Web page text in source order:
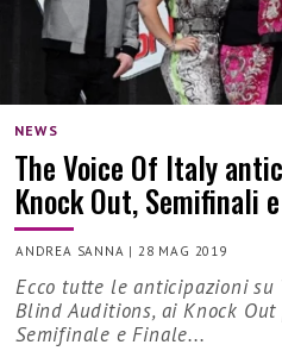
NEWS
The Voice Of Italy
Knock Out, Semifinali
ANDREA SANNA | 28 MAG 2019
Ecco tutte le anticipazioni su
Blind Auditions, ai Knock
Semifinale e Finale...